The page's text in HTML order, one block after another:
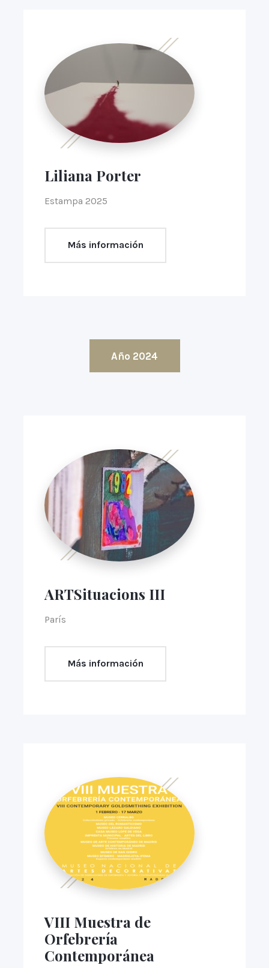
Liliana Porter
Estampa 2025
Más información
Año 2024
ARTSituacions III
París
Más información
VIII Muestra de
Orfebrería
Contemporánea